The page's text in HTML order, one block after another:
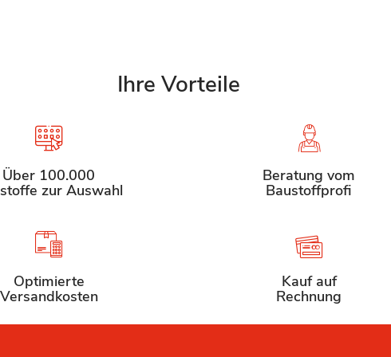
Ihre Vorteile
Über 100.000
zur Auswahl
Beratung vom
Baustoffprofi
Optimierte
Versandkosten
Kauf auf
Rechnung